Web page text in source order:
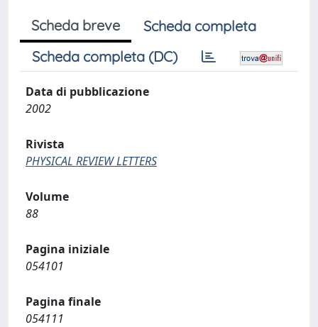
Scheda breve
Scheda completa
Scheda completa (DC)
Data di pubblicazione
2002
Rivista
PHYSICAL REVIEW LETTERS
Volume
88
Pagina iniziale
054101
Pagina finale
054111